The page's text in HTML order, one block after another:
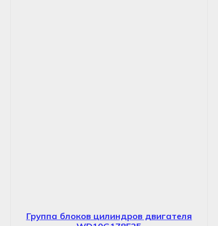
Группа блоков цилиндров двигателя